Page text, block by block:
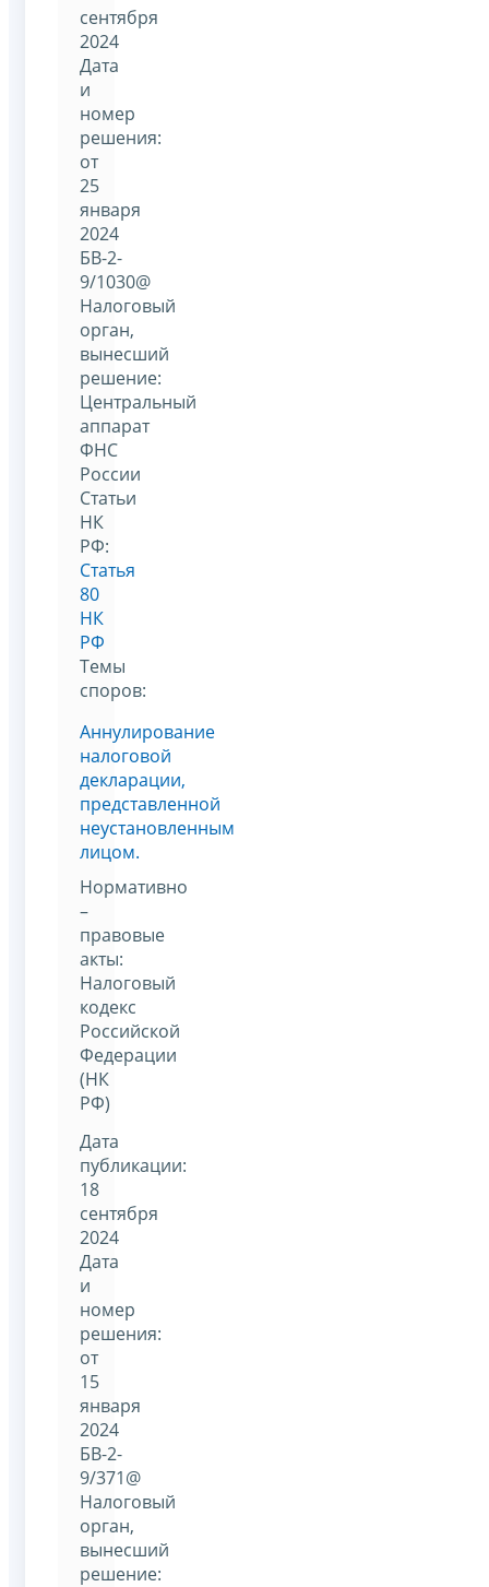
сентября
2024
Дата
и
номер
решения:
от
25
января
2024
БВ-2-
9/1030@
Налоговый
орган,
вынесший
решение:
Центральный
аппарат
ФНС
России
Статьи
НК
РФ:
Статья
80
НК
РФ
Темы
споров:
Аннулирование
налоговой
декларации,
представленной
неустановленным
лицом.
Нормативно
–
правовые
акты:
Налоговый
кодекс
Российской
Федерации
(НК
РФ)
Дата
публикации:
18
сентября
2024
Дата
и
номер
решения:
от
15
января
2024
БВ-2-
9/371@
Налоговый
орган,
вынесший
решение: